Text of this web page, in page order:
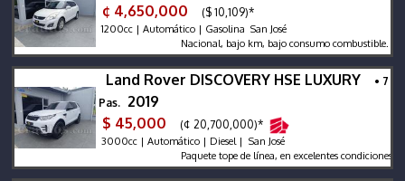
¢ 4,650,000
($ 10,109)*
1200cc | Automático | Gasolina San José
Nacional, bajo km, bajo consumo combustible.
Land Rover DISCOVERY HSE LUXURY
• 7
Pas. 2019
$ 45,000
(¢ 20,700,000)*
3000cc | Automático | Diesel | San José
Paquete tope de línea, en excelentes condiciones